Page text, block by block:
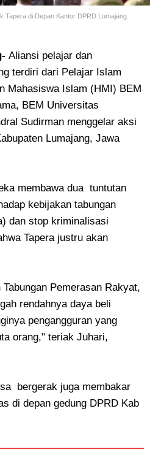
Tapera di Depan Kantor DPRD Lumajang.
Aliansi pelajar dan
terdiri dari Pelajar Islam
Mahasiswa Islam (HMI) BEM
BEM Universitas
Sudirman menggelar aksi
Lumajang, Jawa
membawa dua tuntutan
kebijakan tabungan
dan stop kriminalisasi
Tapera justru akan
Pemerasan Rakyat,
rendahnya daya beli
pengangguran yang
orang," teriak Juhari,
bergerak juga membakar
di depan gedung DPRD Kab